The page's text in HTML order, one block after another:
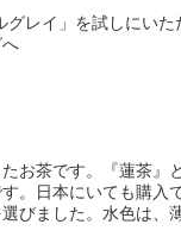
グレイ」を試しにい
お茶です。『蓮茶
。日本にいても購入
びました。水色は、